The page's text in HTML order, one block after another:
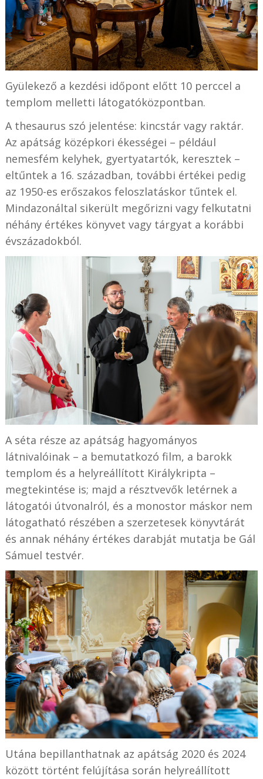
Gyülekező a kezdési időpont előtt 10 perccel a
templom melletti látogatóközpontban.
A thesaurus szó jelentése: kincstár vagy raktár.
Az apátság középkori ékességei – például
nemesfém kelyhek, gyertyatartók, keresztek –
eltűntek a 16. században, további értékei pedig
az 1950-es erőszakos feloszlatáskor tűntek el.
Mindazonáltal sikerült megőrizni vagy felkutatni
néhány értékes könyvet vagy tárgyat a korábbi
évszázadokból.
A séta része az apátság hagyományos
látnivalóinak – a bemutatkozó film, a barokk
templom és a helyreállított Királykripta –
megtekintése is; majd a résztvevők letérnek a
látogatói útvonalról, és a monostor máskor nem
látogatható részében a szerzetesek könyvtárát
és annak néhány értékes darabját mutatja be Gál
Sámuel testvér.
Utána bepillanthatnak az apátság 2020 és 2024
között történt felújítása során helyreállított